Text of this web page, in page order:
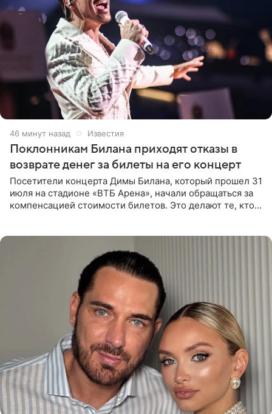
46 минут назад Известия
Поклонникам Билана приходят отказы в
возврате денег за билеты на его концерт
Посетители концерта Димы Билана, который прошел 31
июля на стадионе «ВТБ Арена», начали обращаться за
компенсацией стоимости билетов. Это делают те, кто